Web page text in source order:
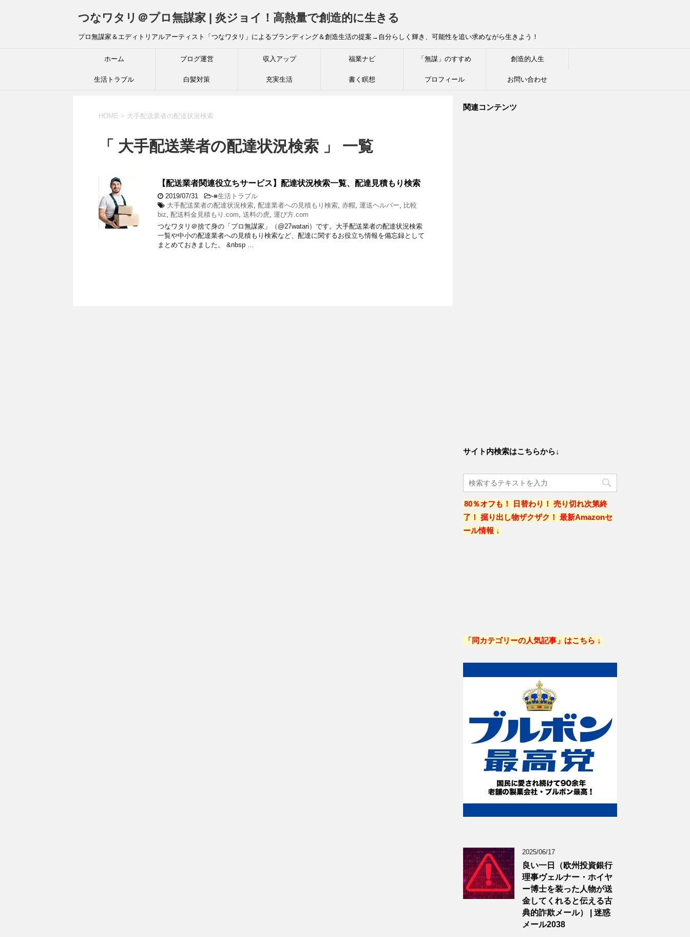
つなワタリ＠プロ無謀家 | 炎ジョイ！高熱量で創造的に生きる
プロ無謀家＆エディトリアルアーティスト「つなワタリ」によるブランディング＆創造生活の提案→自分らしく輝き、可能性を追い求めながら生きよう！
ホーム ブログ運営 収入アップ 福業ナビ 「無謀」のすすめ 創造的人生
生活トラブル 白髪対策 充実生活 書く瞑想 プロフィール お問い合わせ
HOME > 大手配送業者の配達状況検索
「 大手配送業者の配達状況検索 」 一覧
【配送業者関連役立ちサービス】配達状況検索一覧、配達見積もり検索
2019/07/31 -■生活トラブル
大手配送業者の配達状況検索, 配達業者への見積もり検索, 赤帽, 運送ヘルパー, 比較
biz, 配送料金見積もり.com, 送料の虎, 運び方.com
つなワタリ＠捨て身の「プロ無謀家」（@27watari）です。大手配送業者の配達状況検索
一覧や中小の配達業者への見積もり検索など、配達に関するお役立ち情報を備忘録として
まとめておきました。 &nbsp …
関連コンテンツ
サイト内検索はこちらから↓
80％オフも！ 日替わり！ 売り切れ次第終
了！ 掘り出し物ザクザク！ 最新Amazonセ
ール情報 ↓
「同カテゴリーの人気記事」はこちら ↓
2025/06/17
良い一日（欧州投資銀行
理事ヴェルナー・ホイヤ
ー博士を装った人物が送
金してくれると伝える古
典的詐欺メール） | 迷惑
メール2038